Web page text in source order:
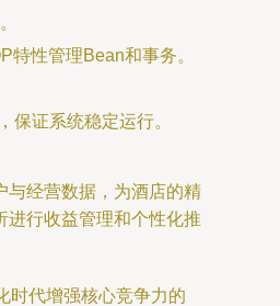
性管理Bean和事务。
保证系统稳定运行。
与经营数据，为酒店的精
进行收益管理和个性化推
时代增强核心竞争力的